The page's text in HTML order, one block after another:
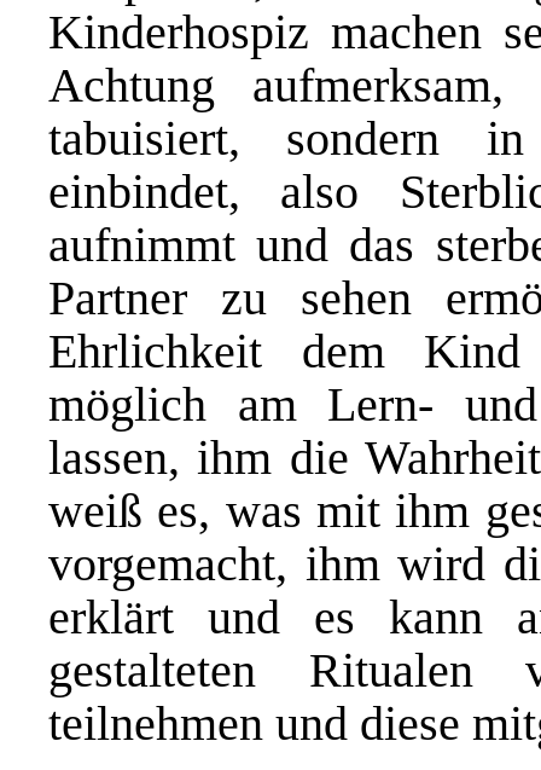
Kinderhospiz machen
Achtung
tabuisiert, sondern
einbindet, also
aufnimmt und das
Partner zu sehen
Ehrlichkeit dem
möglich am Lern- und
lassen, ihm die
weiß es, was mit ihm
vorgemacht, ihm wird
erklärt und es kann
gestalteten
teilnehmen und diese